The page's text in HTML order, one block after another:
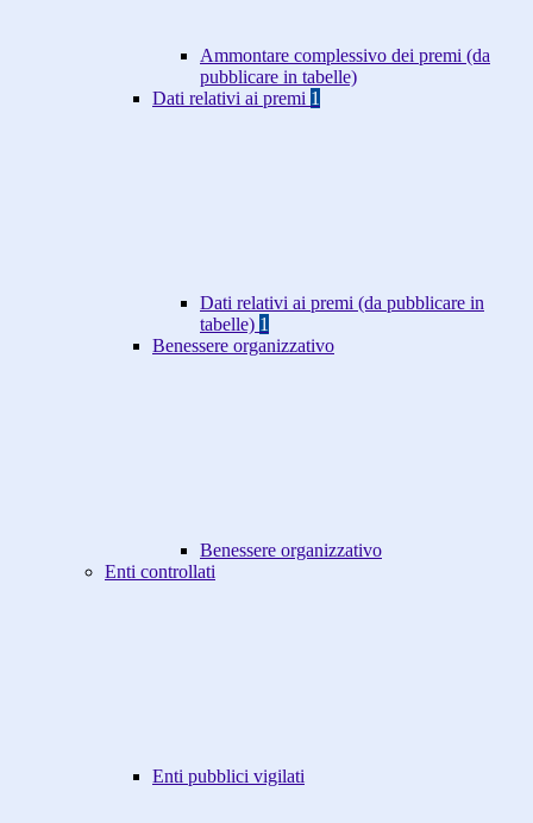
Ammontare complessivo dei premi (da
pubblicare in tabelle)
Dati relativi ai premi 1
Dati relativi ai premi (da pubblicare in
tabelle) 1
Benessere organizzativo
Benessere organizzativo
Enti controllati
Enti pubblici vigilati